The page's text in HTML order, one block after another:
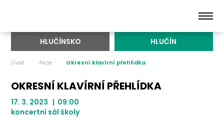
HLUČÍNSKO HLUČÍN
Úvod Akce Okresní klavírní přehlídka
OKRESNÍ KLAVÍRNÍ PŘEHLÍDKA
17. 3. 2023 | 09:00
koncertní sál školy